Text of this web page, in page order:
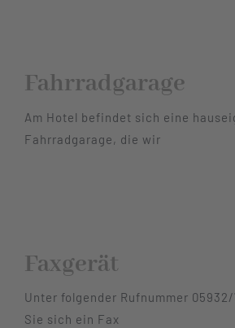
Fahrradgarage
Am Hotel befindet sich eine
Fahrradgarage, die wir
Faxgerät
Unter folgender Rufnummer
Sie sich ein Fax